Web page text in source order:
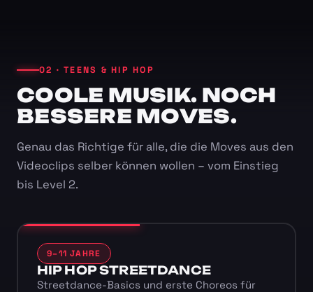
02 · TEENS & HIP HOP
COOLE MUSIK. NOCH
BESSERE MOVES.
Genau das Richtige für alle, die die Moves aus den
Videoclips selber können wollen – vom Einstieg
bis Level 2.
9–11 JAHRE
HIP HOP STREETDANCE
Streetdance-Basics und erste Choreos für